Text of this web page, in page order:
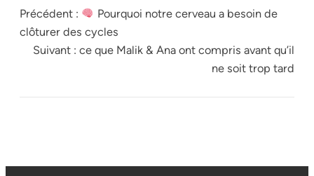
Précédent :
Pourquoi notre cerveau a besoin de
clôturer des cycles
Suivant : ce que Malik & Ana ont compris avant qu’il
ne soit trop tard